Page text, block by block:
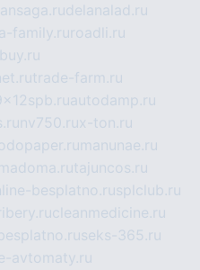
delanalad.ru
family.ru roadli.ru
trade-farm.ru
autodamp.ru
nv750.rux-ton.ru
manunae.ru
madoma.rutajuncos.ru
besplatno.rusplclub.ru
ribery.rucleanmedicine.ru
seks-365.ru
avtomaty.ru